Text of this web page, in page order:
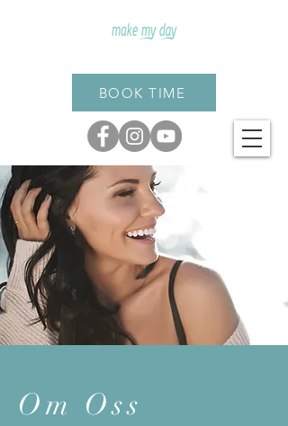
BOOK TIME
Om Oss